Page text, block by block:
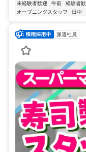
未経験者歓迎
午前 経験者
オープニングスタッフ
日中
派遣社員